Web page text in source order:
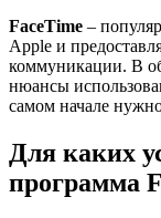
FaceTime –
Apple и
коммуникации. В
нюансы
самом начале
Для каких
программа